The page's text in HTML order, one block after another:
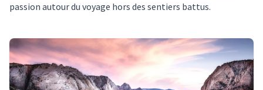
passion autour du voyage hors des sentiers battus.